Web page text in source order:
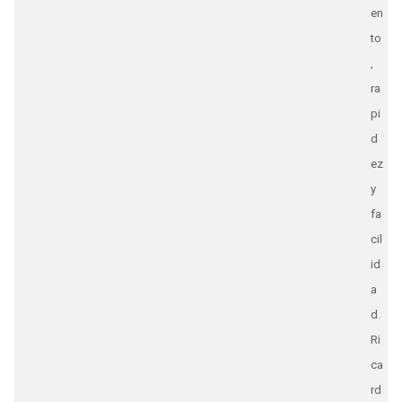
en
to
,
ra
pi
d
ez
y
fa
cil
id
a
d.
Ri
ca
rd